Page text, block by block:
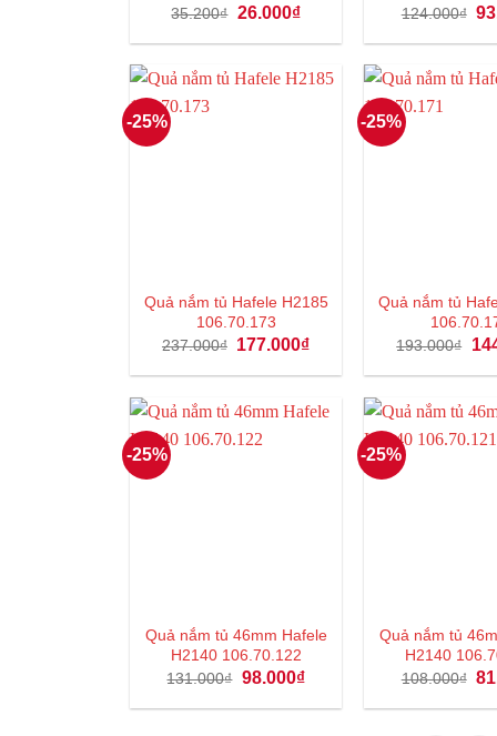
35.200₫ Giá
là:
26.000₫Giá
tại
26.000₫.
124.000₫ Giá
là:
-25%
Quả nắm tủ Hafele H2185
106.70.173
237.000₫ Giá
là:
177.000₫Giá
tại
177.000₫.
-25%
Quả nắm tủ
193.000₫
Giá
là:
-25%
Quả nắm tủ 46mm Hafele
H2140 106.70.122
131.000₫ Giá
là:
98.000₫Giá
tại
-25%
Quả nắm tủ
H2140
108.000₫ Giá
là: